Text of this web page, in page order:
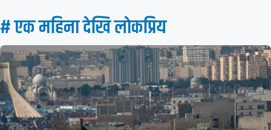
# एक महिना देखि लाेकप्रिय